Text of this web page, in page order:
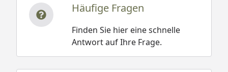
Häufige Fragen
Finden Sie hier eine schnelle
Antwort auf Ihre Frage.